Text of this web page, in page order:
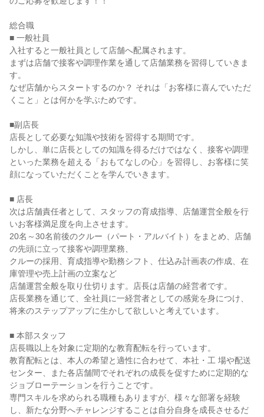
総合職
■ 一般社員
入社すると一般社員として店舗へ配属されます。
まずは店舗で接客や調理作業を通して店舗業務を習得していきま
す。
なぜ店舗からスタートするのか？ それは「お客様に喜んでいただ
くこと」とは何かを学ぶためです。
■副店長
店長として必要な知識や技術を習得する期間です。
しかし、単に店長としての知識を得るだけではなく、接客や調理
といった業務を超える「おもてなしの心」を習得し、お客様に笑
顔になっていただくことを学んでいきます。
■ 店長
次は店舗責任者として、スタッフの育成指導、店舗運営全般を行
いお客様満足度を向上させます。
20名～30名前後のクルー（パート・アルバイト）をまとめ、店舗
の先頭に立って接客や調理業務、
クルーの採用、育成指導や勤務シフト、仕込み計画表の作成、在
庫管理や売上計画の立案など
店舗運営全般を取り仕切ります。店長は店舗の経営者です。
店長業務を通じて、全社員に一経営者としての感覚を身につけ、
将来のステップアップに生かして欲しいと考えています。
■ 本部スタッフ
店長職以上を対象に定期的な教育配転を行っています。
教育配転とは、本人の希望と適性に合わせて、本社・工 場や配送
センター、また各店舗間でそれぞれの成長を促すために定期的な
ジョブローテーションを行うことです。
専門スキルを求められる職種もありますが、様々な部署を経験
し、新たな分野へチャレンジすることは自分自身を成長させるだ